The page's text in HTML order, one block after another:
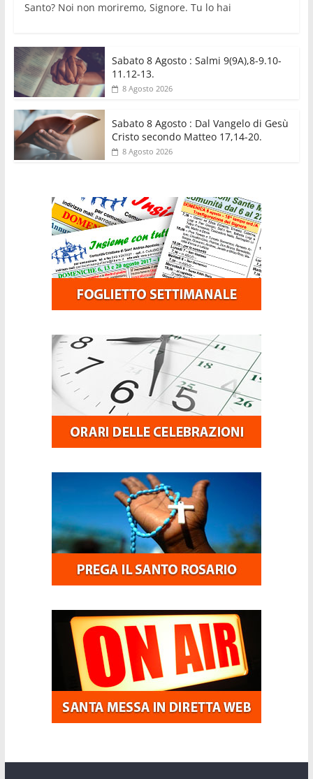
Santo? Noi non moriremo, Signore. Tu lo hai
Sabato 8 Agosto : Salmi 9(9A),8-9.10-
11.12-13.
8 Agosto 2026
Sabato 8 Agosto : Dal Vangelo di Gesù
Cristo secondo Matteo 17,14-20.
8 Agosto 2026